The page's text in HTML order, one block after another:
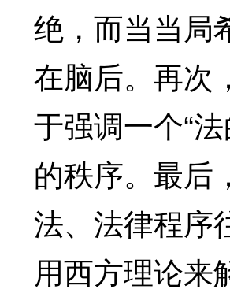
绝，而当当局
在脑后。再次
于强调一个“
的秩序。最后
法、法律程序
用西方理论来